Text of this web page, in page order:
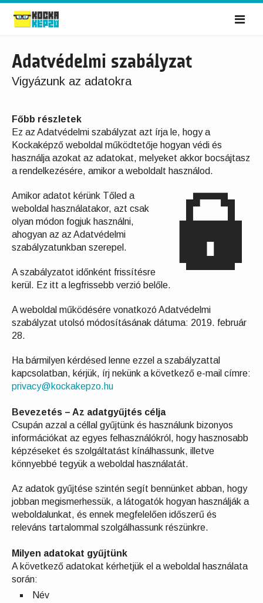
Adatvédelmi szabályzat
Vigyázunk az adatokra
Főbb részletek
Ez az Adatvédelmi szabályzat azt írja le, hogy a
Kockaképző weboldal működtetője hogyan védi és
használja azokat az adatokat, melyeket akkor bocsájtasz
a rendelkezésére, amikor a weboldalt használod.
Amikor adatot kérünk Tőled a
weboldal használatakor, azt csak
olyan módon fogjuk használni,
ahogyan az az Adatvédelmi
szabályzatunkban szerepel.
A szabályzatot időnként frissítésre
kerül. Ez itt a legfrissebb verzió belőle.
A weboldal működésére vonatkozó Adatvédelmi
szabályzat utolsó módosításának dátuma: 2019. február
28.
Ha bármilyen kérdésed lenne ezzel a szabályzattal
kapcsolatban, kérjük, írj nekünk a következő e-mail címre:
privacy@kockakepzo.hu
Bevezetés – Az adatgyűjtés célja
Csupán azzal a céllal gyűjtünk és használunk bizonyos
információkat az egyes felhasználókról, hogy hasznosabb
képzéseket és szolgáltatást kínálhassunk, illetve
könnyebbé tegyük a weboldal használatát.
Az adatok gyűjtése szintén segít bennünket abban, hogy
jobban megismerhessük, a látogatók hogyan használják a
weboldalunkat, és ennek megfelelően időszerű és
releváns tartalommal szolgálhassunk részünkre.
Milyen adatokat gyűjtünk
A következő adatokat kérhetjük el a weboldal használata
során:
Név